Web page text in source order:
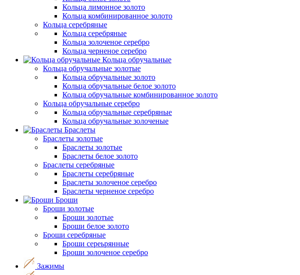
Кольца лимонное золото
Кольца комбинированное золото
Кольца серебряные
Кольца серебряные
Кольца золоченое серебро
Кольца черненое серебро
Кольца обручальные
Кольца обручальные золотые
Кольца обручальные золото
Кольца обручальные белое золото
Кольца обручальные комбинированное золото
Кольца обручальные серебро
Кольца обручальные серебряные
Кольца обручальные золоченые
Браслеты
Браслеты золотые
Браслеты золотые
Браслеты белое золото
Браслеты серебряные
Браслеты cеребряные
Браслеты золоченое серебро
Браслеты черненое серебро
Броши
Броши золотые
Броши золотые
Броши белое золото
Броши серебряные
Броши сереьрянные
Броши золоченое серебро
Зажимы